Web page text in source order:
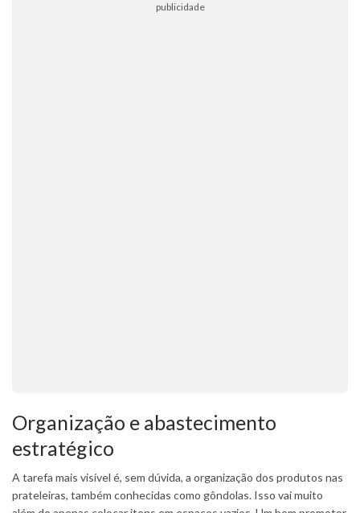
publicidade
Organização e abastecimento
estratégico
A tarefa mais visível é, sem dúvida, a organização dos produtos nas
prateleiras, também conhecidas como gôndolas. Isso vai muito